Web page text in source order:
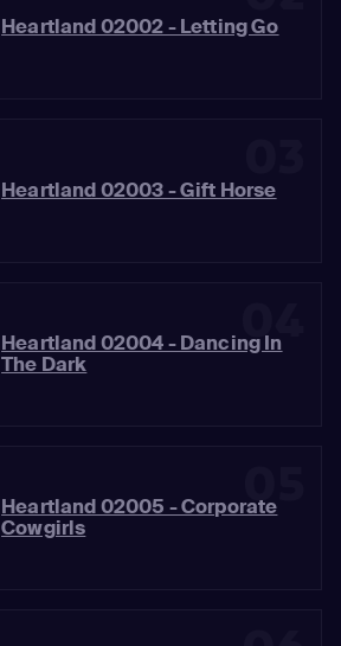
Heartland 02002 - Letting Go
Heartland 02003 - Gift Horse
04
Heartland 02004 - Dancing In
The Dark
05
Heartland 02005 - Corporate
Cowgirls